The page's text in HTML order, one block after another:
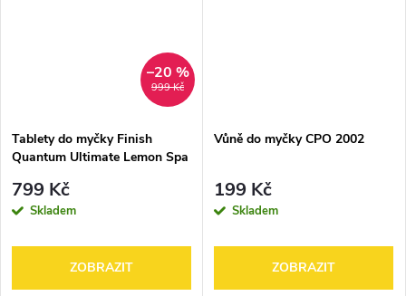
999 Kč
–20 %
Tablety do myčky Finish
Quantum Ultimate Lemon Spa
799 Kč
Skladem
ZOBRAZIT
Vůně do myčky CPO 2002
199 Kč
Skladem
ZOBRAZIT